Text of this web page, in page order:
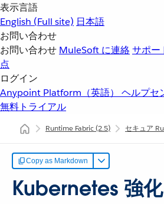
表示言語
English (Full site) 日本語
お問い合わせ
お問い合わせ MuleSoft に連絡サポー
点
ログイン
Anypoint Platform（英語） ヘルプセ
無料トライアル
Runtime Fabric(2.5) セキュア
Copy as Markdown
Kubernetes 強